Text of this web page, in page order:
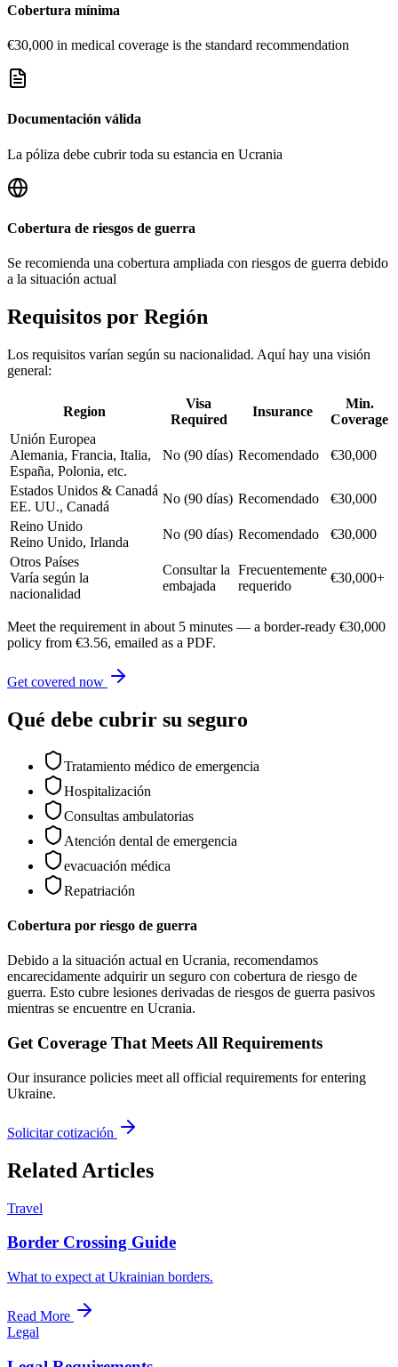
Cobertura mínima
€30,000 in medical coverage is the standard recommendation
Documentación válida
La póliza debe cubrir toda su estancia en Ucrania
Cobertura de riesgos de guerra
Se recomienda una cobertura ampliada con riesgos de guerra debido
a la situación actual
Requisitos por Región
Los requisitos varían según su nacionalidad. Aquí hay una visión
general:
Region
Visa
Required
Insurance
Min.
Coverage
Unión Europea
Alemania, Francia, Italia,
España, Polonia, etc.
No (90 días) Recomendado €30,000
Estados Unidos & Canadá
EE. UU., Canadá
No (90 días) Recomendado
€30,000
Reino Unido
Reino Unido, Irlanda
No (90 días) Recomendado
€30,000
Otros Países
Varía según la
nacionalidad
Consultar la
embajada
Frecuentemente
requerido
€30,000+
Meet the requirement in about 5 minutes — a border-ready €30,000
policy from €3.56, emailed as a PDF.
Get covered now
Qué debe cubrir su seguro
Tratamiento médico de emergencia
Hospitalización
Consultas ambulatorias
Atención dental de emergencia
evacuación médica
Repatriación
Cobertura por riesgo de guerra
Debido a la situación actual en Ucrania, recomendamos
encarecidamente adquirir un seguro con cobertura de riesgo de
guerra. Esto cubre lesiones derivadas de riesgos de guerra pasivos
mientras se encuentre en Ucrania.
Get Coverage That Meets All Requirements
Our insurance policies meet all official requirements for entering
Ukraine.
Solicitar cotización
Related Articles
Travel
Border Crossing Guide
What to expect at Ukrainian borders.
Read More
Legal